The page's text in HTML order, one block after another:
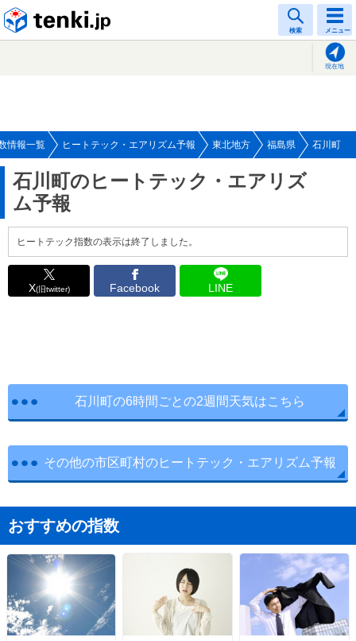
検索 メニュー
現在地
情報一覧 ヒートテック・エアリズム予報 東北地方 福島県 石川町
石川町のヒートテック・エアリズ
ム予報
ヒートテック指数の表示は終了しました。
X(旧twitter) Facebook LINE
石川町の6時間ごとの2週間天気はこちら
その他の市区町村のヒートテック・エアリズム予報
おすすめの指数